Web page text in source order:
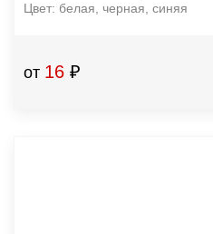
Цвет: белая, черная, синяя
от 16 ₽